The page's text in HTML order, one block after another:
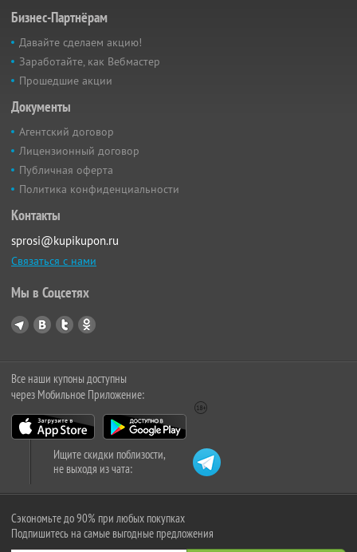
Бизнес-Партнёрам
Давайте сделаем акцию!
Заработайте, как Вебмастер
Прошедшие акции
Документы
Агентский договор
Лицензионный договор
Публичная оферта
Политика конфиденциальности
Контакты
sprosi@kupikupon.ru
Связаться с нами
Мы в Соцсетях
Все наши купоны доступны
через Мобильное Приложение:
Ищите скидки поблизости,
не выходя из чата:
Сэкономьте до 90% при любых покупках
Подпишитесь на самые выгодные предложения